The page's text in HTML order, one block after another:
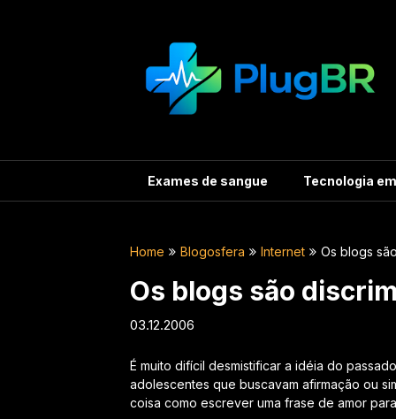
Exames de sangue Tecnologia
Home Blogosfera Internet Os blogs
Os blogs são
03.12.2006
É muito difícil desmistificar a idéia do
adolescentes que buscavam afirmação ou
coisa como escrever uma frase de amor